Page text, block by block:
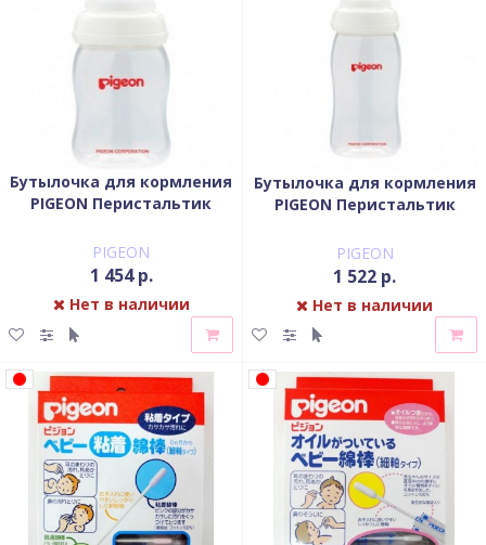
Бутылочка для кормления
PIGEON Перистальтик
160 мл РР
PIGEON
1 454 р.
Нет в наличии
Бутылочка для кормления
PIGEON Перистальтик
240 мл РР
PIGEON
1 522 р.
Нет в наличии